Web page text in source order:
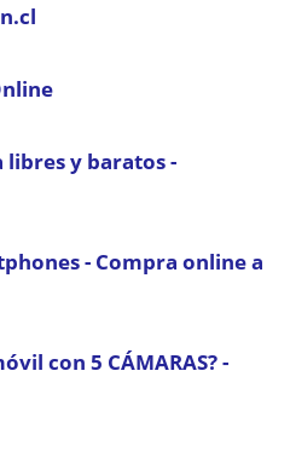
y baratos -
- Compra online a
con 5 CÁMARAS? -